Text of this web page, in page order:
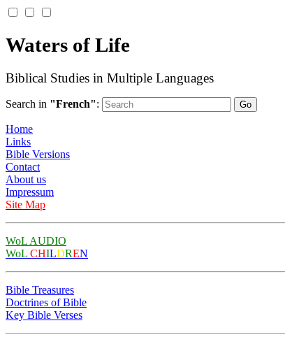
Waters of Life
Biblical Studies in Multiple Languages
Search in "French":
Home
Links
Bible Versions
Contact
About us
Impressum
Site Map
WoL AUDIO
WoL CHILDREN
Bible Treasures
Doctrines of Bible
Key Bible Verses